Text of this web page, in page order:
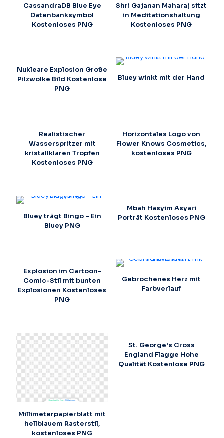
CassandraDB Blue Eye
Datenbanksymbol
Kostenloses PNG
Shri Gajanan Maharaj sitzt
in Meditationshaltung
Kostenloses PNG
Nukleare Explosion Große
Pilzwolke Bild Kostenlose
PNG
Bluey winkt mit der Hand
Realistischer
Wasserspritzer mit
kristallklaren Tropfen
Kostenloses PNG
Horizontales Logo von
Flower Knows Cosmetics,
kostenloses PNG
Bluey trägt Bingo – Ein
Bluey PNG
Mbah Hasyim Asyari
Porträt Kostenloses PNG
Explosion im Cartoon-
Comic-Stil mit bunten
Explosionen Kostenloses
PNG
Gebrochenes Herz mit
Farbverlauf
Millimeterpapierblatt mit
hellblauem Rasterstil,
kostenloses PNG
St. George's Cross
England Flagge Hohe
Qualität Kostenlose PNG